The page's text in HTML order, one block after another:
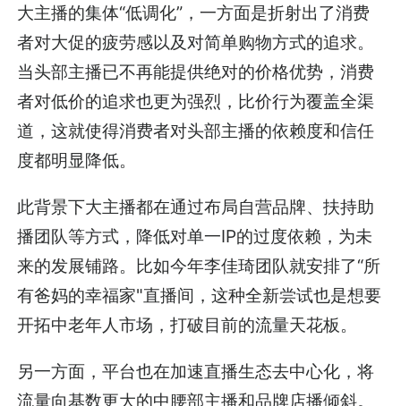
大主播的集体“低调化”，一方面是折射出了消费
者对大促的疲劳感以及对简单购物方式的追求。
当头部主播已不再能提供绝对的价格优势，消费
者对低价的追求也更为强烈，比价行为覆盖全渠
道，这就使得消费者对头部主播的依赖度和信任
度都明显降低。
此背景下大主播都在通过布局自营品牌、扶持助
播团队等方式，降低对单一IP的过度依赖，为未
来的发展铺路。比如今年李佳琦团队就安排了“所
有爸妈的幸福家"直播间，这种全新尝试也是想要
开拓中老年人市场，打破目前的流量天花板。
另一方面，平台也在加速直播生态去中心化，将
流量向基数更大的中腰部主播和品牌店播倾斜。